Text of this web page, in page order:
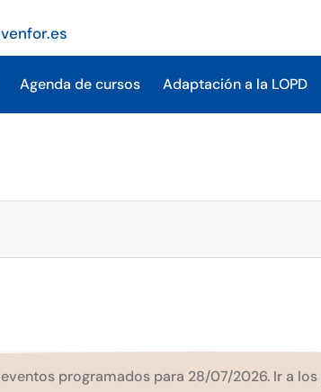
Agenda de cursos Adaptación a la LOPD
programados para 28/07/2026. Ir a los